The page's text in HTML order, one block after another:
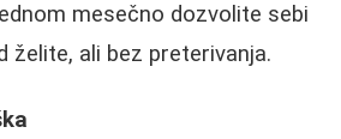
mesečno dozvolite sebi
želite, ali bez preterivanja.